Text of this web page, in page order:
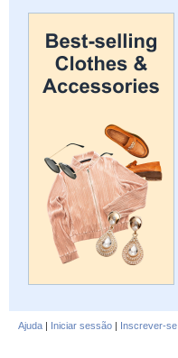
Ajuda | Iniciar sessão | Inscrever-se